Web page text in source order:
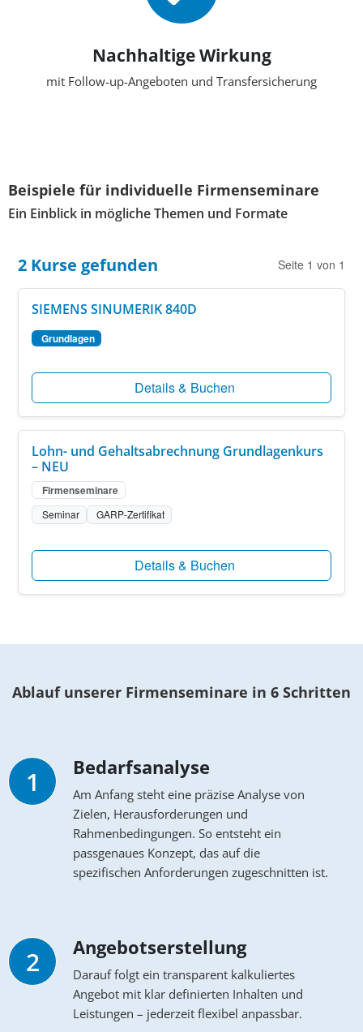
Nachhaltige Wirkung
mit Follow-up-Angeboten und Transfersicherung
Beispiele für individuelle Firmenseminare
Ein Einblick in mögliche Themen und Formate
2 Kurse gefunden Seite 1 von 1
SIEMENS SINUMERIK 840D
Grundlagen
Details & Buchen
Lohn- und Gehaltsabrechnung Grundlagenkurs
– NEU
Firmenseminare
Seminar GARP-Zertifikat
Details & Buchen
Ablauf unserer Firmenseminare in 6 Schritten
1 Bedarfsanalyse
Am Anfang steht eine präzise Analyse von
Zielen, Herausforderungen und
Rahmenbedingungen. So entsteht ein
passgenaues Konzept, das auf die
spezifischen Anforderungen zugeschnitten ist.
2 Angebotserstellung
Darauf folgt ein transparent kalkuliertes
Angebot mit klar definierten Inhalten und
Leistungen – jederzeit flexibel anpassbar.